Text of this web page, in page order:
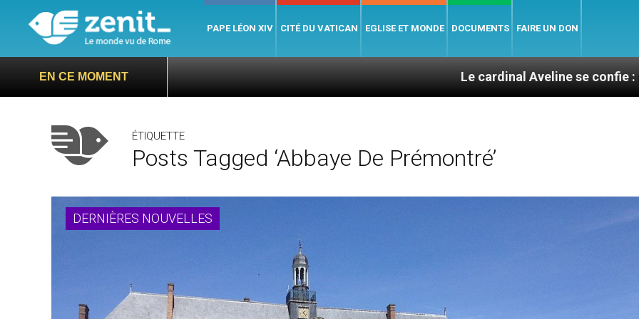
PAPE LÉON XIV CITÉ DU VATICAN EGLISE ET MONDE DOCUMENTS FAIRE UN DON
EN CE MOMENT Le cardinal Aveline se confie : entre
ÉTIQUETTE
Posts Tagged ‘abbaye De Prémontré’
DERNIÈRES NOUVELLES